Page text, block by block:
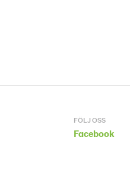
FÖLJ OSS
Facebook